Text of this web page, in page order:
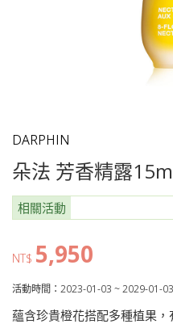
DARPHIN
朵法 芳香精露
相關活動
NT$ 5,950
活動時間：2023-01-03 ~ 2029-01-03
蘊含珍貴橙花搭配多種植果